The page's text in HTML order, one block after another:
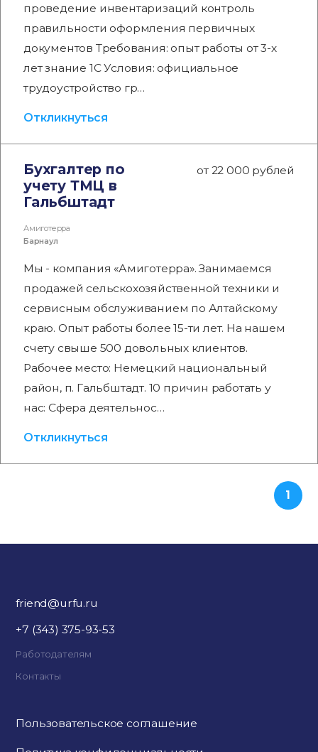
проведение инвентаризаций контроль
правильности оформления первичных
документов Требования: опыт работы от 3-х
лет знание 1С Условия: официальное
трудоустройство гр…
Откликнуться
Бухгалтер по
учету ТМЦ в
Гальбштадт
от 22 000 рублей
Амиготерра
Барнаул
Мы - компания «Амиготерра». Занимаемся
продажей сельскохозяйственной техники и
сервисным обслуживанием по Алтайскому
краю. Опыт работы более 15-ти лет. На нашем
счету свыше 500 довольных клиентов.
Рабочее место: Немецкий национальный
район, п. Гальбштадт. 10 причин работать у
нас: Сфера деятельнос…
Откликнуться
1
friend@urfu.ru
+7 (343) 375-93-53
Работодателям
Контакты
Пользовательское соглашение